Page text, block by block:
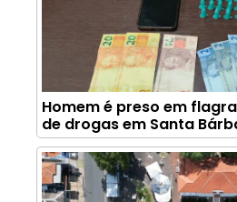
Homem é preso em
de drogas em Santa